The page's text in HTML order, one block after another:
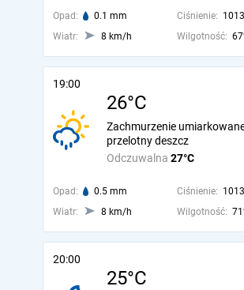
Opad: 0.1 mm Ciśnienie:
Wiatr:
8 km/h Wilgotność:
19:00
26°C
Odczuwalna 27°C
Zachmurzenie
przelotny deszcz
Opad: 0.5 mm Ciśnienie:
Wiatr:
8 km/h Wilgotność:
20:00
25°C